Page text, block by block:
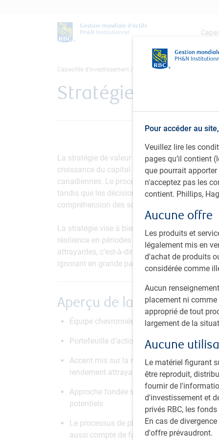
Pour accéder au
Veuillez lire les
pages qu’il contient
que pourrait
n'acceptez pas les
contient. Phillips,
Aucune offre
Les produits et
légalement mis en
d'achat de produits
considérée comme
Aucun
placement ni
approprié de tout
largement de la
Aucune
Le matériel figurant
être reproduit,
fournir de
d'investissement et
privés RBC, les
En cas de
d'offre prévaudront.
Capacités d'investissement Actions Actions canadiennes
Stratégie de valeur
La stratégie de valeur d’actions canadiennes
croissance du capital à long terme, en
canadiennes. Le processus de placement est
tandis que les décisions relatives à la
compréhension des sociétés, de leurs activités
La stratégie vise à bien participer aux hausses
résilience en périodes baissières. À cette fin,
attrayantes, c’est-à-dire dont le cours du titre
ignorant en grande partie les possibilités de
Aperçu de la stratégie
Équipe chevronnée de spécialistes
Portefeuille d’actions de base de sociétés
Accent mis sur la recension des sociétés
rendement attrayants
Approche fondée sur des scénarios pour
potentiels
Le processus de placement est
aussi compte de facteurs quantitatifs et